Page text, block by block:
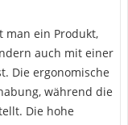
man ein Produkt,
auch mit einer
Die ergonomische
während die
Die hohe